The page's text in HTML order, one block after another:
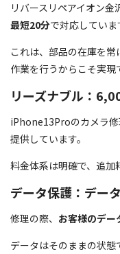
リバースリペアイオン
最短20分で対応していま
これは、部品の在庫を
作業を行うからこそ実現
リーズナブル：
iPhone13Proのカメラ修
提供しています。
料金体系は明確で、追加
データ保護：デー
修理の際、 お客様のデー
データはそのままの状